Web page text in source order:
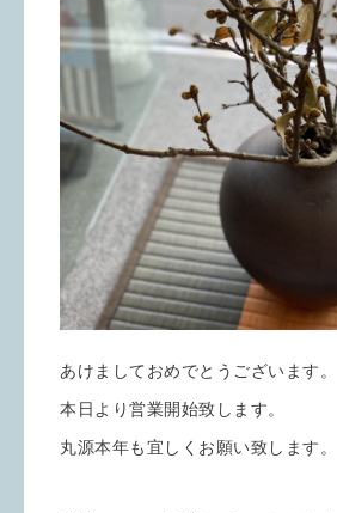
あけましておめでとうございます。
本日より営業開始致します。
丸源本年も宜しくお願い致します。